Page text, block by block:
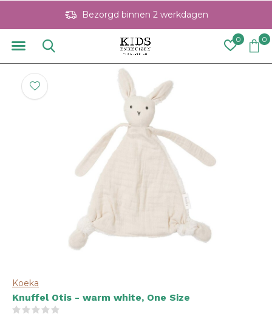
0 0
Bezorgd binnen 2 werkdagen
Koeka
Knuffel Otis - warm white, One Size